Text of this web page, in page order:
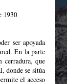
1930
ser apoyada
En la parte
cerradura, que
donde se sitúa
el acceso